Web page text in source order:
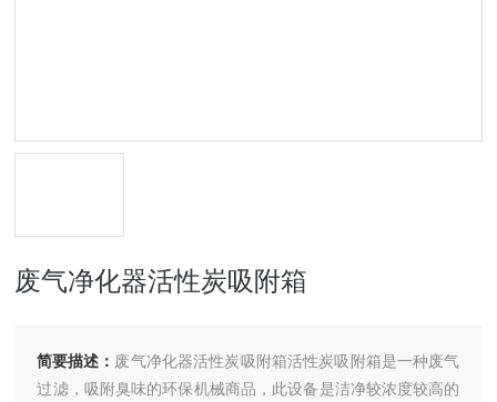
废气净化器活性炭吸附箱
简要描述： 废气净化器活性炭吸附箱​活性炭吸附箱是一种废气
过滤，吸附臭味的环保机械商品，此设备是洁净较浓度较高的